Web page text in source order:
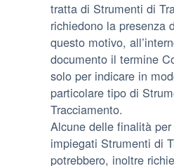
tratta di Strumenti di
richiedono la presenza
questo motivo,
documento il termine
solo per indicare in
particolare tipo di
Tracciamento.
Alcune delle finalità
impiegati Strumenti di
potrebbero, inoltre